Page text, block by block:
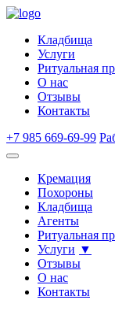
Кладбища
Услуги
Ритуальная
О нас
Отзывы
Контакты
+7 985 669-69-99
Кремация
Похороны
Кладбища
Агенты
Ритуальная
Услуги
Отзывы
О нас
Контакты